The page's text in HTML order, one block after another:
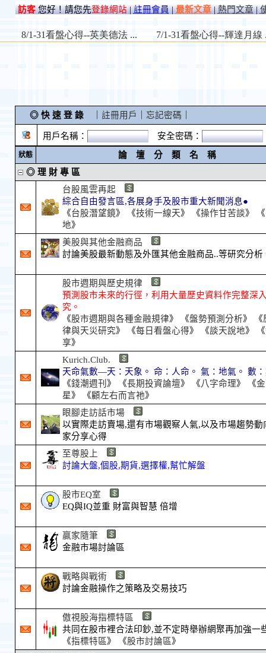
訪客您好！請您先登錄網站|註冊會員|最新文章|熱門文章|
◎ 快 速 登 錄｜ 註冊用戶 忘記密碼
用戶名稱： 安全密碼：
狀態
論 壇 分 類 名 稱
◎ 理 財 專 區
台股風雲再起
綜合自由發言區,各展身手及股市重大新聞消息●
《台股潛望鏡》 《技術一線天》 《操作甘苦談》 《
地》
美股與其他金融商品
討論美股最新動態及外匯其他金融商品..等研究分析
股市週期與歷史規律
預測股市未來的行徑，利用大量歷史資料作完整深
究。
《股市週期與各種金融規律》 《盤勢預測分析》 《
律與天災研究》 《每日看盤心得》 《談天說地》 《
享》
Kurich.Club.
天命氣數—天：天象。 命：人命。 氣：地氣。 數
《錢潮週刊 》 《長期投資論壇》 《八字命理》 《
星》 《顧左右而言祂》
眼腳走訪話市場
以實際走訪賣場,還有市場觀察人氣,以及市場趨勢動
家分享心得
至尊股上
討論大盤,個股,期貨,選擇權,幫忙解盤
股市EQ室
EQ與IQ並重 財富與智慧 倍增
贏家隨筆
金融市場討論區
戰略與戰術
討論金融操作之策略及交易技巧
傲視股海指標特區
共同在股市裡合法印鈔,並不定時舉辦網聚再加強一
《指標特區》 《股市討論區》